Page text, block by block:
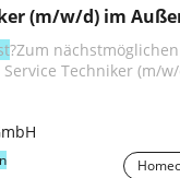
(m/w/d) im
?Zum